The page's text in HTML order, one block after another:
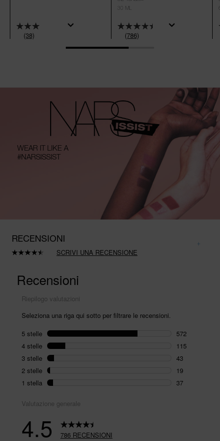
(38) (786)
30 ML
WEAR IT LIKE A
#NARSISSIST
RECENSIONI
Leggi
Stesso
link
alla
pagina.
SCRIVI UNA RECENSIONE